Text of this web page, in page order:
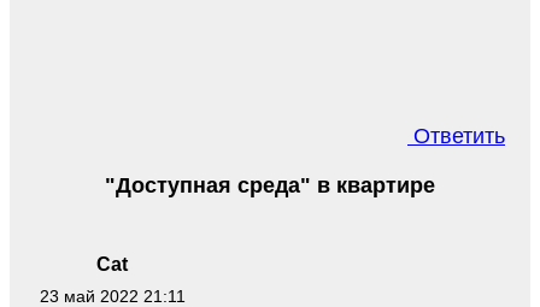
Ответить
Cat
23 май 2022 21:11
"Доступная среда" в квартире